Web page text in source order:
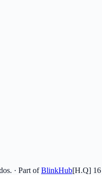
· Part of BlinkHub[H.Q] 16